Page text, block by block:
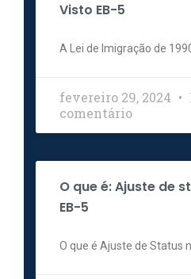
Visto EB-5
A Lei de Imigração de
fevereiro 29, 2024
comentário
O que é: Ajuste de
EB-5
O que é Ajuste de Status